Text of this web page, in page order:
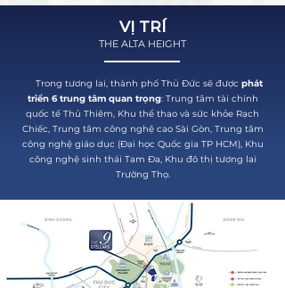
VỊ TRÍ
THE ALTA HEIGHT
Trong tương lai, thành phố Thủ Đức sẽ được phát
triển 6 trung tâm quan trọng: Trung tâm tài chính
quốc tế Thủ Thiêm, Khu thể thao và sức khỏe Rạch
Chiếc, Trung tâm công nghệ cao Sài Gòn, Trung tâm
công nghệ giáo dục (Đại học Quốc gia TP HCM), Khu
công nghệ sinh thái Tam Đa, Khu đô thị tương lai
Trường Thọ.